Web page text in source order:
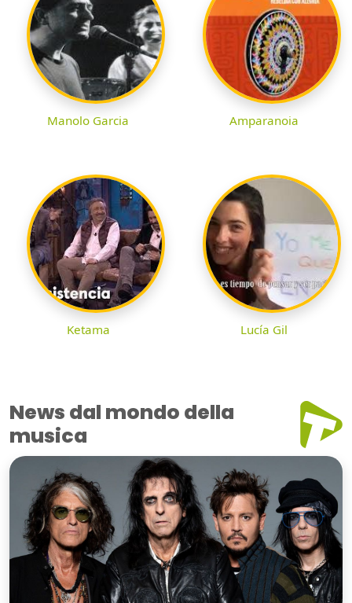
Manolo Garcia Amparanoia
Ketama Lucía Gil
News dal mondo della
musica